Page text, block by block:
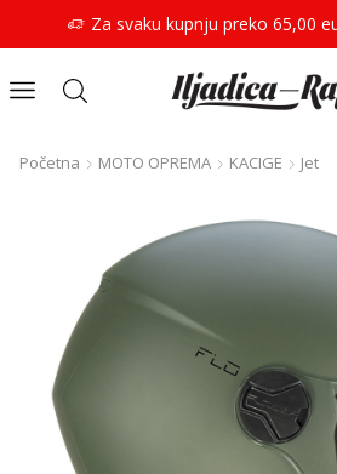
Za svaku kupnju preko 65,00
Početna MOTO OPREMA KACIGE Jet